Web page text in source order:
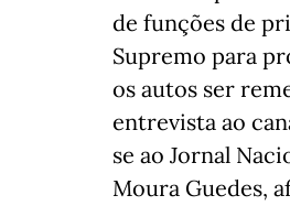
de funções de
Supremo para
os autos ser
entrevista ao
se ao Jornal
Moura Guedes,